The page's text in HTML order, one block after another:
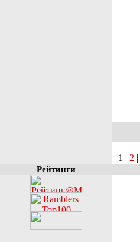
1 | 2 |
Рейтинги